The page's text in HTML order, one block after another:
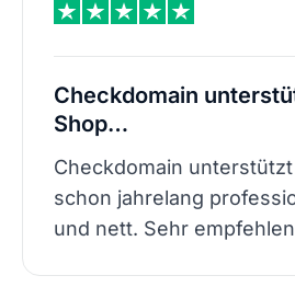
Checkdomain
Shop…
Checkdomain
schon jahrelang
und nett. Sehr